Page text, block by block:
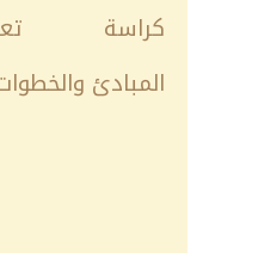
كراسة
المبادئ